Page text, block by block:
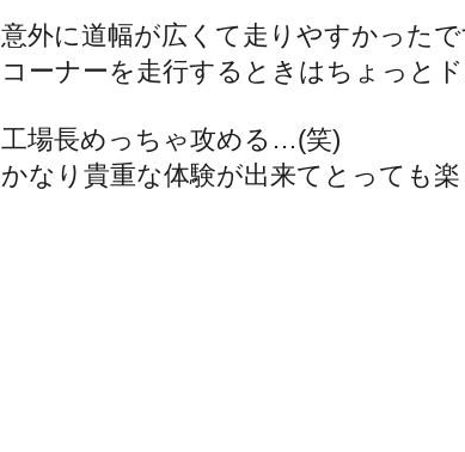
意外に道幅が広くて走りやすかった
コーナーを走行するときはちょっと
工場長めっちゃ攻める…(笑)
かなり貴重な体験が出来てとっても